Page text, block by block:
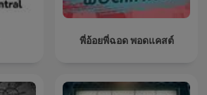
พี่อ้อยพี่ฉอด พอดแคสต์